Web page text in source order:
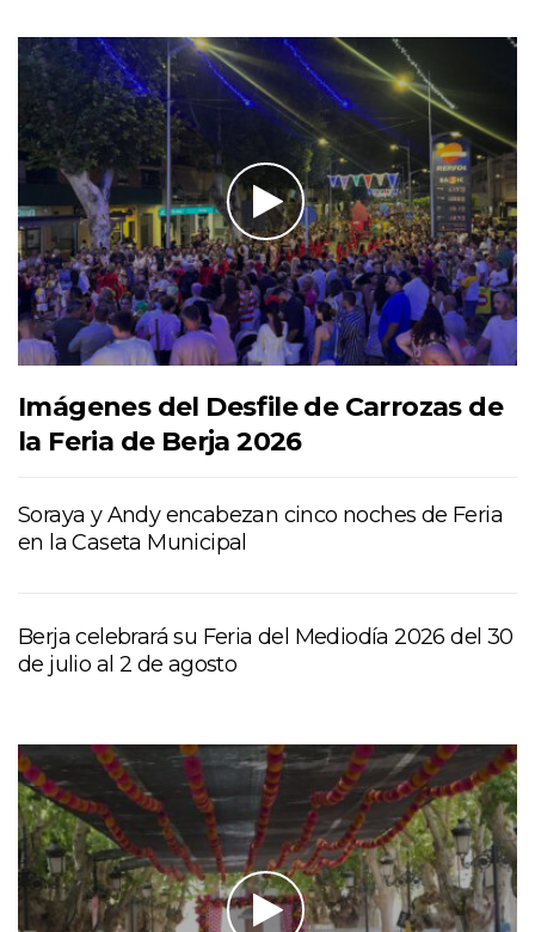
Imágenes del Desfile de Carrozas de
la Feria de Berja 2026
Soraya y Andy encabezan cinco noches de Feria
en la Caseta Municipal
Berja celebrará su Feria del Mediodía 2026 del 30
de julio al 2 de agosto